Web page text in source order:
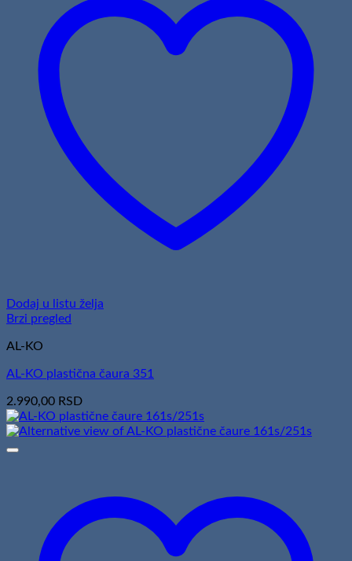
Dodaj u listu želja
Brzi pregled
AL-KO
AL-KO plastična čaura 351
2.990,00 RSD